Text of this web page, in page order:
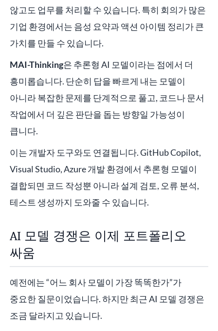
않고도 업무를 처리할 수 있습니다. 특히 회의가 많은
기업 환경에서는 음성 요약과 액션 아이템 정리가 큰
가치를 만들 수 있습니다.
MAI-Thinking은 추론형 AI 모델이라는 점에서 더
흥미롭습니다. 단순히 답을 빠르게 내는 모델이
아니라 복잡한 문제를 단계적으로 풀고, 코드나 문서
작업에서 더 깊은 판단을 돕는 방향일 가능성이
큽니다.
이는 개발자 도구와도 연결됩니다. GitHub Copilot,
Visual Studio, Azure 개발 환경에서 추론형 모델이
결합되면 코드 작성뿐 아니라 설계 검토, 오류 분석,
테스트 생성까지 도와줄 수 있습니다.
AI 모델 경쟁은 이제 포트폴리오
싸움
예전에는 “어느 회사 모델이 가장 똑똑한가”가
중요한 질문이었습니다. 하지만 최근 AI 모델 경쟁은
조금 달라지고 있습니다.